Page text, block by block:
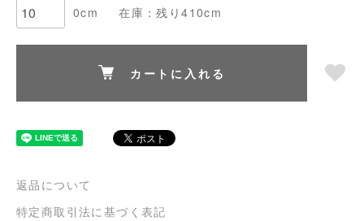
0cm 在庫：残り410cm
カートに入れる
返品について
特定商取引法に基づく表記